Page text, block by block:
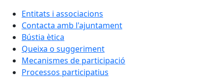
Entitats i associacions
Contacta amb l'ajuntament
Bústia ètica
Queixa o suggeriment
Mecanismes de participació
Processos participatius